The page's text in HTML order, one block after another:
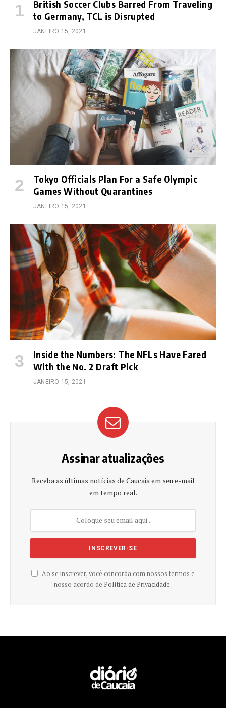
British Soccer Clubs Barred From Traveling
to Germany, TCL is Disrupted
JANEIRO 15, 2021
Tokyo Officials Plan For a Safe Olympic
Games Without Quarantines
JANEIRO 15, 2021
Inside the Numbers: The NFLs Have Fared
With the No. 2 Draft Pick
JANEIRO 15, 2021
Assinar atualizações
Receba as últimas notícias de Caucaia em seu e-mail
em tempo real.
Ao se inscrever, você concorda com nossos termos e
nosso acordo de Política de Privacidade .